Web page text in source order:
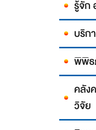
รู้จัก
บริก
พิพิ
คลัง
วิจัย